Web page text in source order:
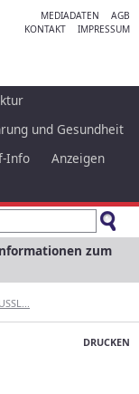
MEDIADATEN
AGB
KONTAKT
IMPRESSUM
und Gesundheit
Info
Anzeigen
zum
DRUCKEN